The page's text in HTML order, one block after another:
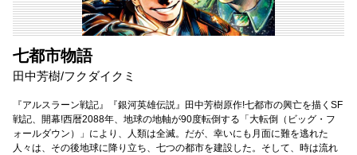
七都市物語
田中芳樹/フクダイクミ
『アルスラーン戦記』『銀河英雄伝説』田中芳樹原作!七都市の興亡を描くSF
戦記、開幕!西暦2088年、地球の地軸が90度転倒する「大転倒（ビッグ・フ
ォールダウン）」により、人類は全滅。だが、幸いにも月面に難を逃れた
人々は、その後地球に降り立ち、七つの都市を建設した。そして、時は流れ